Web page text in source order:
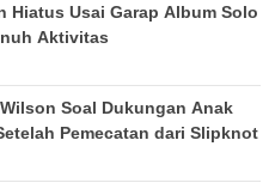
Hiatus Usai Garap Album Solo
Aktivitas
Soal Dukungan Anak
Pemecatan dari Slipknot